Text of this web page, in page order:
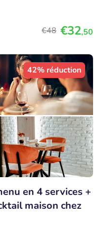
€48 €32,50
42% réduction
en 4 services +
maison chez